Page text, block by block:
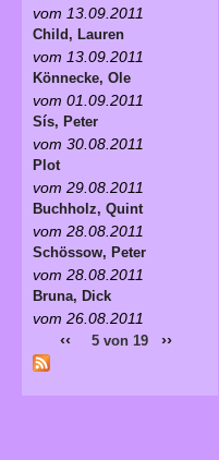
vom 13.09.2011
Child, Lauren
vom 13.09.2011
Könnecke, Ole
vom 01.09.2011
Sís, Peter
vom 30.08.2011
Plot
vom 29.08.2011
Buchholz, Quint
vom 28.08.2011
Schössow, Peter
vom 28.08.2011
Bruna, Dick
vom 26.08.2011
‹‹ 5 von 19 ››